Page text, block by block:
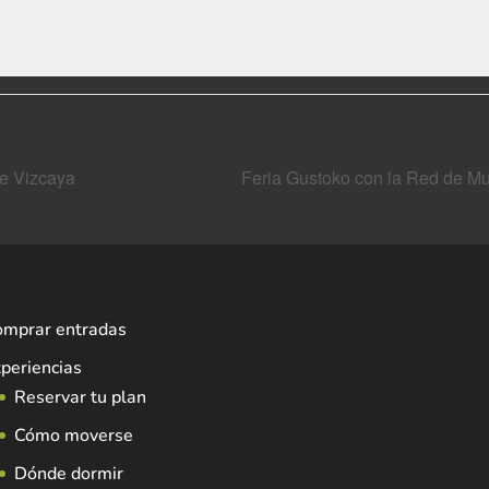
Vizcaya Feria Gustoko con la Red de
entradas
Reservar tu plan
Cómo moverse
Dónde dormir